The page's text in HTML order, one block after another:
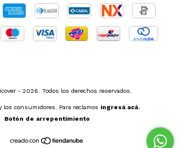
- 2026. Todos los derechos reservados.
los consumidores. Para reclamos ingresá acá.
Botón de arrepentimiento